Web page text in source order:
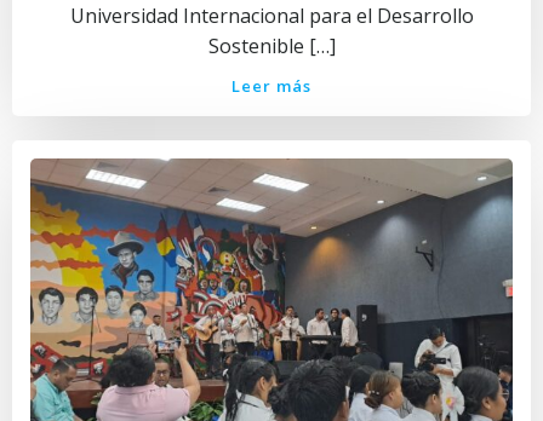
Universidad Internacional para el Desarrollo
Sostenible […]
Leer más